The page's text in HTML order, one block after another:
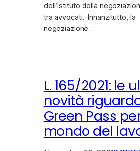
dell’istituto della
tra avvocati. Innanzitutto, la
negoziazione…
L. 165/2021: le
novità
Green Pass
mondo del